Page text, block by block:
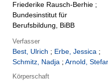
Friederike Rausch-Berhie ;
Bundesinstitut für
Berufsbildung, BiBB
Verfasser
Best, Ulrich ; Erbe, Jessica ;
Schmitz, Nadja ; Arnold,
Körperschaft